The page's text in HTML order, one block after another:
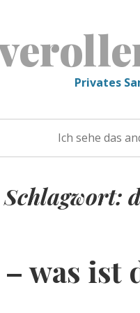
Privates
Ich sehe das
Schlagwort:
was ist